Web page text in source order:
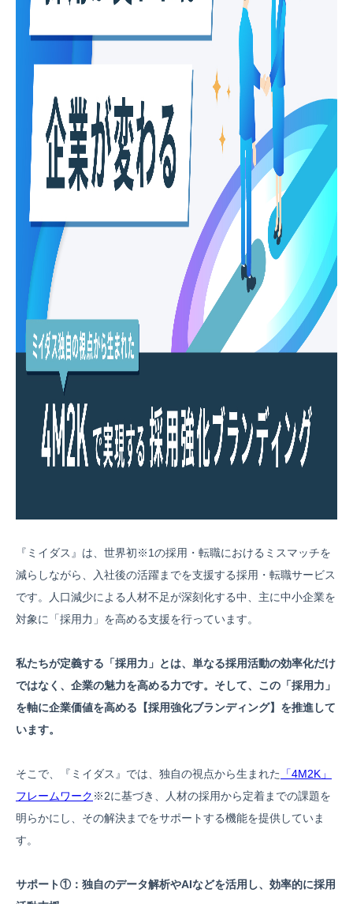
『ミイダス』は、世界初※1の採用・転職におけるミスマッチを
減らしながら、入社後の活躍までを支援する採用・転職サービス
です。人口減少による人材不足が深刻化する中、主に中小企業を
対象に「採用力」を高める支援を行っています。
私たちが定義する「採用力」とは、単なる採用活動の効率化だけ
ではなく、企業の魅力を高める力です。そして、この「採用力」
を軸に企業価値を高める【採用強化ブランディング】を推進して
います。
そこで、『ミイダス』では、独自の視点から生まれた
「4M2K」
フレームワーク ※2に基づき、人材の採用から定着までの課題を
明らかにし、その解決までをサポートする機能を提供していま
す。
サポート①：独自のデータ解析やAIなどを活用し、効率的に採用